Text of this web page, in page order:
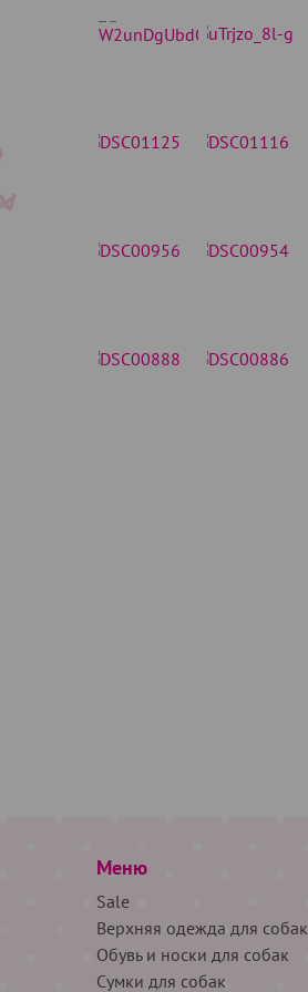
Меню
Sale
Верхняя одежда для собак
Обувь и носки для собак
Сумки для собак